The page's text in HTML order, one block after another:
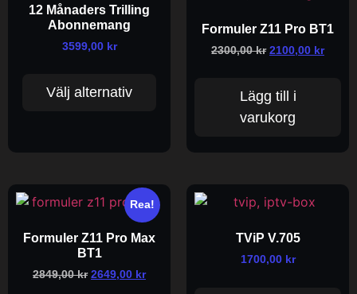
12 Månaders Trilling
Abonnemang
3599,00 kr
Välj alternativ
Formuler Z11 Pro BT1
2300,00kr 2100,00 kr
Lägg till i
varukorg
Rea!
Formuler Z11 Pro Max
BT1
2849,00kr 2649,00 kr
TViP V.705
1700,00 kr